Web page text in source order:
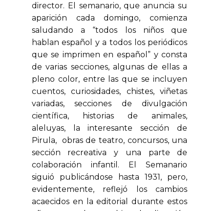
director. El semanario, que anuncia su
aparición cada domingo, comienza
saludando a “todos los niños que
hablan español y a todos los periódicos
que se imprimen en español” y consta
de varias secciones, algunas de ellas a
pleno color, entre las que se incluyen
cuentos, curiosidades, chistes, viñetas
variadas, secciones de divulgación
científica, historias de animales,
aleluyas, la interesante sección de
Pirula, obras de teatro, concursos, una
sección recreativa y una parte de
colaboración infantil. El Semanario
siguió publicándose hasta 1931, pero,
evidentemente, reflejó los cambios
acaecidos en la editorial durante estos